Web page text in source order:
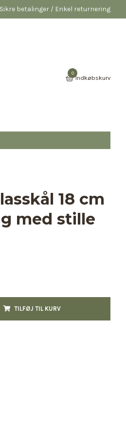
betalinger / Enkel returnering
0
Indkøbskurv
18 cm
med stille
TILFØJ TIL KURV